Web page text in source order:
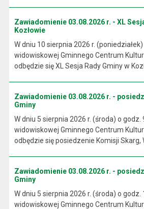
Zawiadomienie 03.08.2026 r. - XL
Kozłowie
W dniu 10 sierpnia 2026 r.
widowiskowej Gminnego Centrum
odbędzie się XL Sesja Rady Gminy w
Zawiadomienie 03.08.2026 r. -
Gminy
W dniu 5 sierpnia 2026 r. (środa) o godz.
widowiskowej Gminnego Centrum
odbędzie się posiedzenie Komisji Skarg,
Zawiadomienie 03.08.2026 r. -
Gminy
W dniu 5 sierpnia 2026 r. (środa) o godz.
widowiskowej Gminnego Centrum